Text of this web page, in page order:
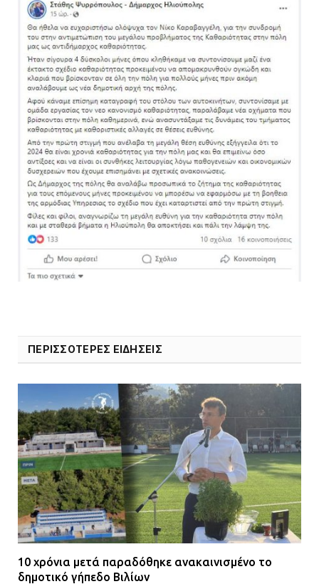
ΠΕΡΙΣΣΟΤΕΡΕΣ ΕΙΔΗΣΕΙΣ
10 χρόνια μετά παραδόθηκε ανακαινισμένο το
δημοτικό γήπεδο Βιλίων